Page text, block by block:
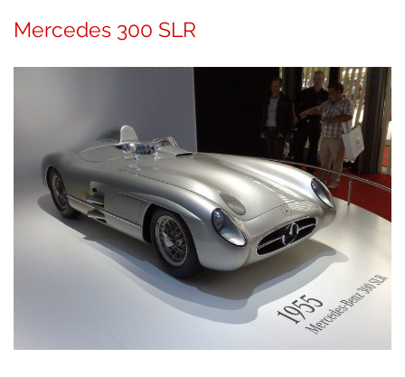
Mercedes 300 SLR